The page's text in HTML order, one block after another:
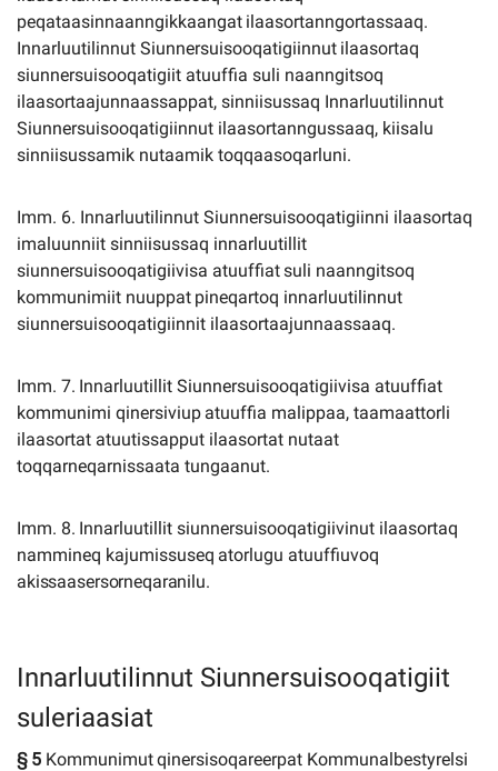
peqataasinnaanngikkaangat ilaasortanngortassaaq.
Innarluutilinnut Siunnersuisooqatigiinnut ilaasortaq
siunnersuisooqatigiit atuuffia suli naanngitsoq
ilaasortaajunnaassappat, sinniisussaq Innarluutilinnut
Siunnersuisooqatigiinnut ilaasortanngussaaq, kiisalu
sinniisussamik nutaamik toqqaasoqarluni.
Imm. 6. Innarluutilinnut Siunnersuisooqatigiinni ilaasortaq
imaluunniit sinniisussaq innarluutillit
siunnersuisooqatigiivisa atuuffiat suli naanngitsoq
kommunimiit nuuppat pineqartoq innarluutilinnut
siunnersuisooqatigiinnit ilaasortaajunnaassaaq.
Imm. 7. Innarluutillit Siunnersuisooqatigiivisa atuuffiat
kommunimi qinersiviup atuuffia malippaa, taamaattorli
ilaasortat atuutissapput ilaasortat nutaat
toqqarneqarnissaata tungaanut.
Imm. 8. Innarluutillit siunnersuisooqatigiivinut ilaasortaq
nammineq kajumissuseq atorlugu atuuffiuvoq
akissaasersorneqaranilu.
Innarluutilinnut Siunnersuisooqatigiit
suleriaasiat
§ 5 Kommunimutqinersisoqareerpat Kommunalbestyrelsi